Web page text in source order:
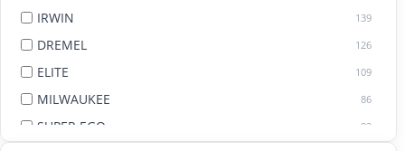
IRWIN 139
DREMEL 126
ELITE 109
MILWAUKEE 86
SUPER EGO 82